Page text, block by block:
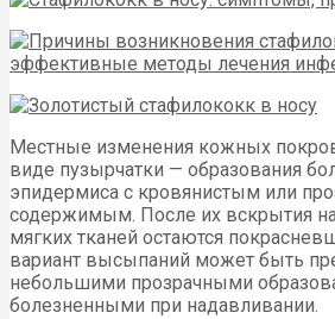
Местные изменения кожных
виде пузырчатки — образования
эпидермиса с кровянистым или
содержимым. После их вскрытия
мягких тканей остаются
вариант высыпаний может быть
небольшими прозрачными
болезненными при надавливании.